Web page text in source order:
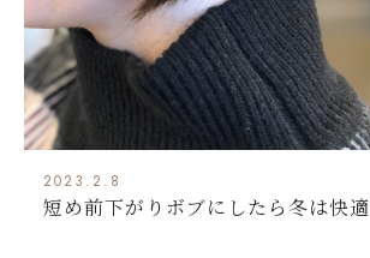
2023.2.8
短め前下がりボブにしたら冬は快適